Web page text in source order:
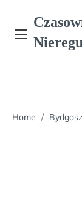
content
Home /